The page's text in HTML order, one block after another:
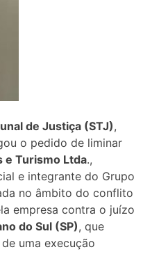
de Justiça (STJ),
o pedido de liminar
e Turismo Ltda.,
e integrante do Grupo
no âmbito do conflito
empresa contra o juízo
do Sul (SP), que
uma execução